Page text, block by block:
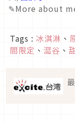
✎More about
Tags : 冰淇淋 、
間限定 、 澀谷 、